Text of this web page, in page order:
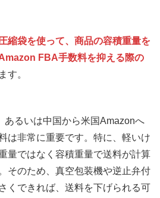
縮袋を使って、商品の容積重量を
FBA手数料を抑える際の
す。
あるいは中国から米国Amazonへ
は非常に重要です。特に、軽いけ
量ではなく容積重量で送料が計算
そのため、真空包装機や逆止弁付
くできれば、送料を下げられる可